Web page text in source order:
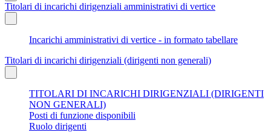
Titolari di incarichi dirigenziali amministrativi di vertice
Incarichi amministrativi di vertice - in formato tabellare
Titolari di incarichi dirigenziali (dirigenti non generali)
TITOLARI DI INCARICHI DIRIGENZIALI (DIRIGENTI
NON GENERALI)
Posti di funzione disponibili
Ruolo dirigenti